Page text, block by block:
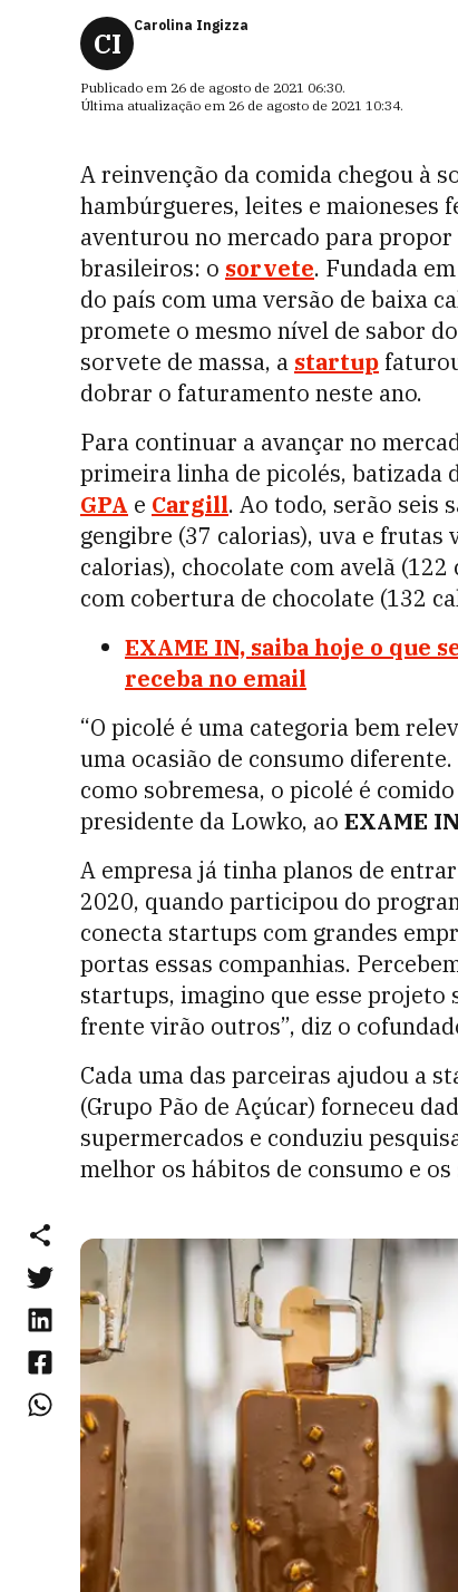
CI
Carolina Ingizza
Publicado em 26 de agosto de 2021 06:30.
Última atualização em 26 de agosto de 2021 10:34.
A reinvenção da comida chegou à
hambúrgueres, leites e maioneses
aventurou no mercado para
brasileiros: o sorvete. Fundada
do país com uma versão de baixa
promete o mesmo nível de sabor
sorvete de massa, a startup
dobrar o faturamento neste ano.
Para continuar a avançar no
primeira linha de picolés, batizada
GPA e Cargill. Ao todo, serão seis
gengibre (37 calorias), uva e frutas
calorias), chocolate com avelã
com cobertura de chocolate (132
EXAME IN, saiba hoje o que
receba no email
“O picolé é uma categoria bem
uma ocasião de consumo
como sobremesa, o picolé é
presidente da Lowko, ao EXAME IN
A empresa já tinha planos de
2020, quando participou do
conecta startups com grandes
portas essas companhias.
startups, imagino que esse projeto
frente virão outros”, diz o
Cada uma das parceiras ajudou a
(Grupo Pão de Açúcar) forneceu
supermercados e conduziu
melhor os hábitos de consumo e